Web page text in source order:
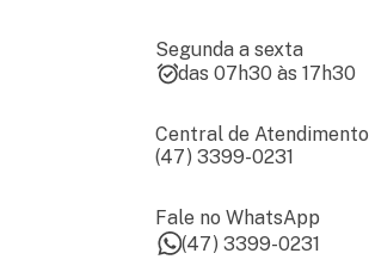
Segunda a sexta
das 07h30 às 17h30
Central de Atendimento
(47) 3399-0231
Fale no WhatsApp
(47) 3399-0231